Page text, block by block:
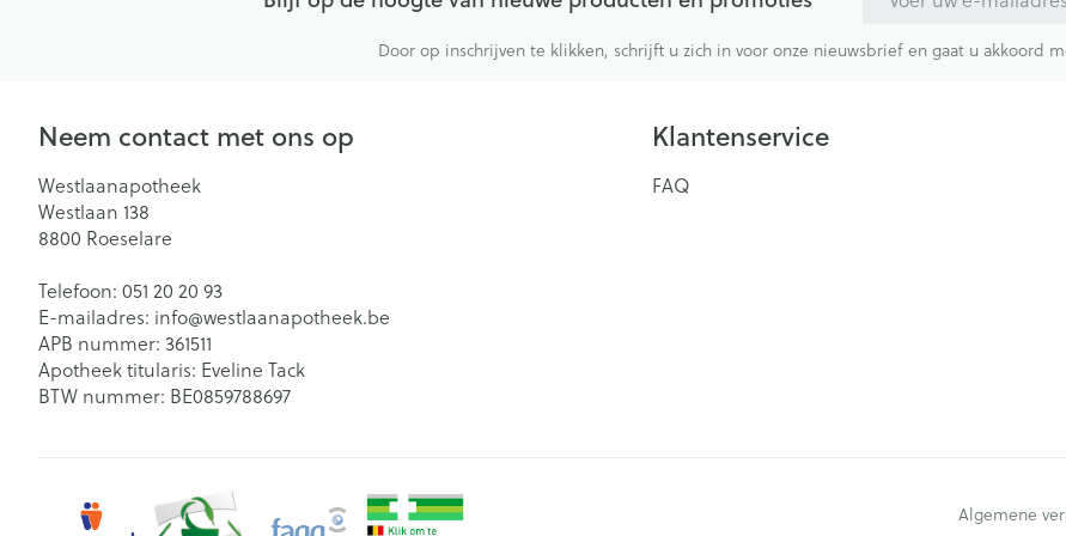
Door op inschrijven te klikken, schrijft u zich in voor onze nieuwsbrief en gaat u akkoord
Neem contact met ons op
Westlaanapotheek
Westlaan 138
8800 Roeselare
Telefoon: 051 20 20 93
E-mailadres: info@westlaanapotheek.be
APB nummer: 361511
Apotheek titularis: Eveline Tack
BTW nummer: BE0859788697
Klantenservice
FAQ
Algemene